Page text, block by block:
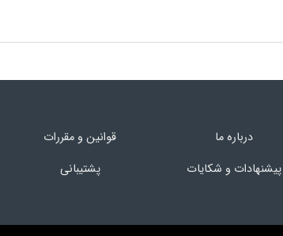
درباره ما قوانین و مقررات
پیشنهادات و شکایات
پشتیبانی